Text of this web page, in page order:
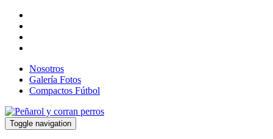
Nosotros
Galería Fotos
Compactos Fútbol
Toggle navigation